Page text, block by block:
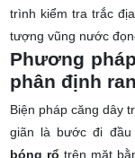
trình kiểm tra trắc
tượng vũng nước
Phương
phân định
Biện pháp căng dây
giãn là bước đi
bóng rổ trên mặt